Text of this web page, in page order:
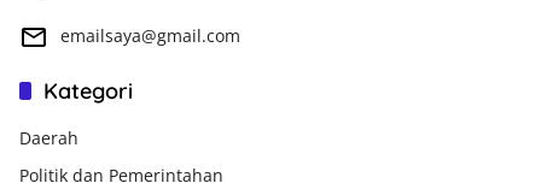
emailsaya@gmail.com
Kategori
Daerah
Politik dan Pemerintahan